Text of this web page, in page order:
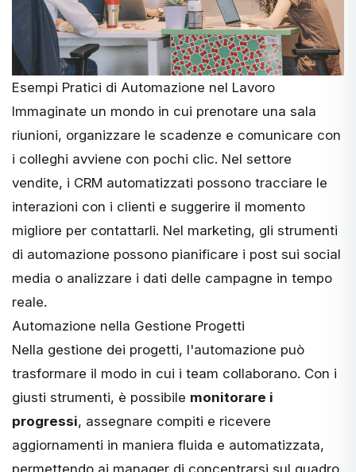
Esempi Pratici di Automazione nel Lavoro
Immaginate un mondo in cui prenotare una sala
riunioni, organizzare le scadenze e comunicare con
i colleghi avviene con pochi clic. Nel settore
vendite, i CRM automatizzati possono tracciare le
interazioni con i clienti e suggerire il momento
migliore per contattarli. Nel marketing, gli strumenti
di automazione possono pianificare i post sui social
media o analizzare i dati delle campagne in tempo
reale.
Automazione nella Gestione Progetti
Nella gestione dei progetti, l'automazione può
trasformare il modo in cui i team collaborano. Con i
giusti strumenti, è possibile monitorare i
progressi, assegnare compiti e ricevere
aggiornamenti in maniera fluida e automatizzata,
permettendo ai manager di concentrarsi sul quadro